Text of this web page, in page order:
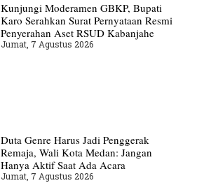
Kunjungi Moderamen GBKP, Bupati
Karo Serahkan Surat Pernyataan Resmi
Penyerahan Aset RSUD Kabanjahe
Jumat, 7 Agustus 2026
Duta Genre Harus Jadi Penggerak
Remaja, Wali Kota Medan: Jangan
Hanya Aktif Saat Ada Acara
Jumat, 7 Agustus 2026